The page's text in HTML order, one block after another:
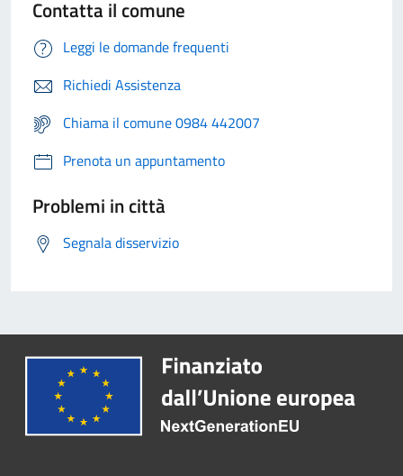
Contatta il comune
Leggi le domande frequenti
Richiedi Assistenza
Chiama il comune 0984 442007
Prenota un appuntamento
Problemi in città
Segnala disservizio